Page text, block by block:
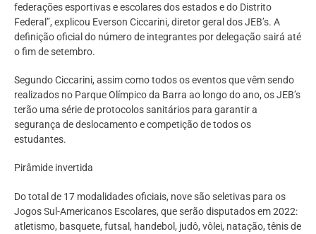
federações esportivas e escolares dos estados e do Distrito
Federal”, explicou Everson Ciccarini, diretor geral dos JEB’s. A
definição oficial do número de integrantes por delegação sairá até
o fim de setembro.
Segundo Ciccarini, assim como todos os eventos que vêm sendo
realizados no Parque Olímpico da Barra ao longo do ano, os JEB’s
terão uma série de protocolos sanitários para garantir a
segurança de deslocamento e competição de todos os
estudantes.
Pirâmide invertida
Do total de 17 modalidades oficiais, nove são seletivas para os
Jogos Sul-Americanos Escolares, que serão disputados em 2022:
atletismo, basquete, futsal, handebol, judô, vôlei, natação, tênis de